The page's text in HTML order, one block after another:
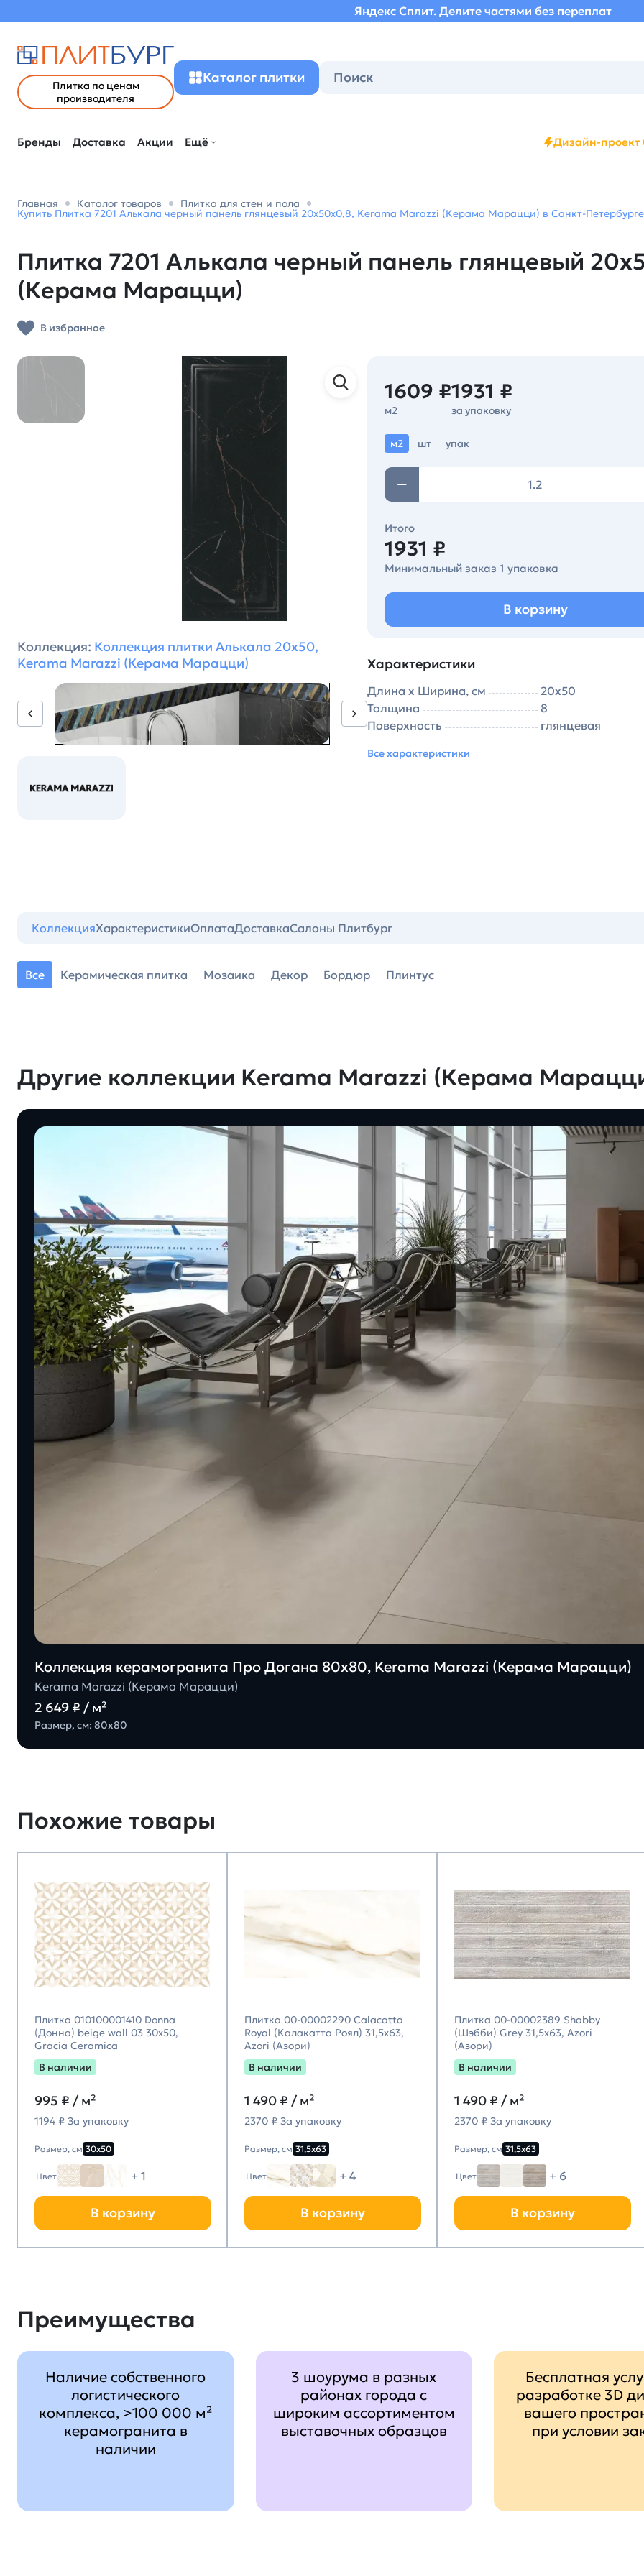
Яндекс Сплит. Делите частями без переплат
Плитка по ценам
производителя
Каталог плитки
Бренды Доставка Акции Ещё Дизайн-проект
Главная Каталог товаров Плитка для стен и пола
Купить Плитка 7201 Алькала черный панель глянцевый 20x50x0,8, Kerama Marazzi (Керама Марацци) в Санкт-
Плитка 7201 Алькала черный панель глянцевый
(Керама Марацци)
В избранное
Коллекция: Коллекция плитки Алькала 20х50,
Kerama Marazzi (Керама Марацци)
1609 ₽
м2
1931 ₽
за упаковку
м2 шт упак
Итого
1931 ₽
Минимальный заказ 1 упаковка
В корзину
Характеристики
Длина х Ширина, см
20х50
Толщина
8
Поверхность
глянцевая
Все характеристики
КоллекцияХарактеристикиОплатаДоставкаСалоны Плитбург
Все Керамическая плитка Мозаика Декор Бордюр Плинтус
Другие коллекции Kerama Marazzi (Керама
Коллекция керамогранита Про Догана 80х80, Kerama Marazzi (Керама Марацци)
Kerama Marazzi (Керама Марацци)
2 649 ₽ / м²
Размер, см: 80х80
Похожие товары
Плитка 010100001410 Donna
(Донна) beige wall 03 30х50,
Gracia Ceramica
В наличии
995 ₽ / м²
1194 ₽ За упаковку
Размер, см 30х50
Цвет + 1
В корзину
Плитка 00-00002290 Calacatta
Royal (Калакатта Роял) 31,5х63,
Azori (Азори)
В наличии
1 490 ₽ / м²
2370 ₽ За упаковку
Размер, см 31,5х63
Цвет + 4
В корзину
Плитка 00-00002389 Shabby
(Шэбби) Grey 31,5х63, Azori
(Азори)
В наличии
1 490 ₽ / м²
2370 ₽ За упаковку
Размер, см 31,5х63
Цвет + 6
В корзину
Преимущества
Наличие собственного
логистического
комплекса, >100 000 м²
керамогранита в
наличии
3 шоурума в разных
районах города с
широким ассортиментом
выставочных образцов
Бесплатная
разработке 3D
вашего
при условии